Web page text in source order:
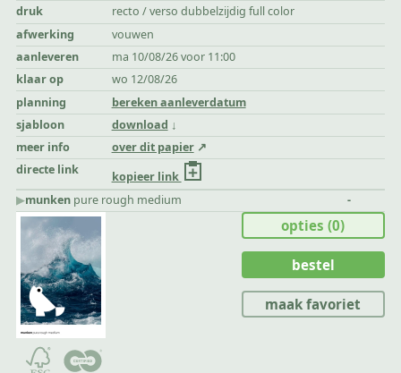
druk
recto / verso dubbelzijdig full color
afwerking
vouwen
aanleveren
ma 10/08/26 voor 11:00
klaar op
wo 12/08/26
planning
bereken aanleverdatum
sjabloon
download
meer info
over dit papier
directe link
kopieer link
▶︎munken pure rough medium -
opties(0)
bestel
maak favoriet